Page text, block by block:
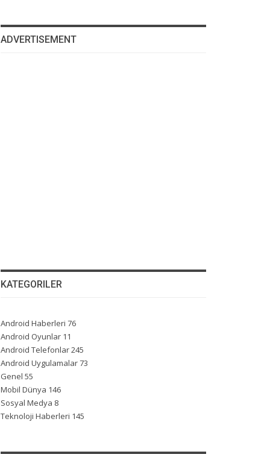
ADVERTISEMENT
KATEGORILER
Android Haberleri 76
Android Oyunlar 11
Android Telefonlar245
Android Uygulamalar73
Genel 55
Mobil Dünya 146
Sosyal Medya 8
Teknoloji Haberleri 145